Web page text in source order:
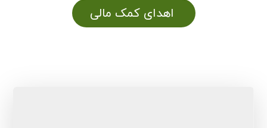
اهدای کمک مالی